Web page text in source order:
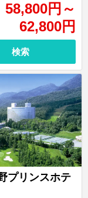
58,800円 ～
62,800円
検索
プリンスホテ